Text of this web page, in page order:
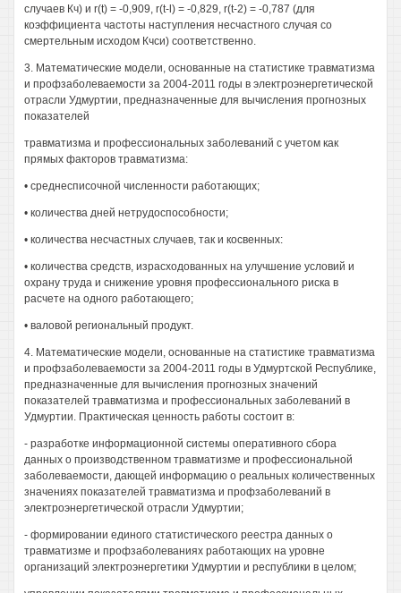
случаев Кч) и r(t) = -0,909, r(t-l) = -0,829, r(t-2) = -0,787 (для
коэффициента частоты наступления несчастного случая со
смертельным исходом Кчси) соответственно.
3. Математические модели, основанные на статистике травматизма
и профзаболеваемости за 2004-2011 годы в электроэнергетической
отрасли Удмуртии, предназначенные для вычисления прогнозных
показателей
травматизма и профессиональных заболеваний с учетом как
прямых факторов травматизма:
• среднесписочной численности работающих;
• количества дней нетрудоспособности;
• количества несчастных случаев, так и косвенных:
• количества средств, израсходованных на улучшение условий и
охрану труда и снижение уровня профессионального риска в
расчете на одного работающего;
• валовой региональный продукт.
4. Математические модели, основанные на статистике травматизма
и профзаболеваемости за 2004-2011 годы в Удмуртской Республике,
предназначенные для вычисления прогнозных значений
показателей травматизма и профессиональных заболеваний в
Удмуртии. Практическая ценность работы состоит в:
- разработке информационной системы оперативного сбора
данных о производственном травматизме и профессиональной
заболеваемости, дающей информацию о реальных количественных
значениях показателей травматизма и профзаболеваний в
электроэнергетической отрасли Удмуртии;
- формировании единого статистического реестра данных о
травматизме и профзаболеваниях работающих на уровне
организаций электроэнергетики Удмуртии и республики в целом;